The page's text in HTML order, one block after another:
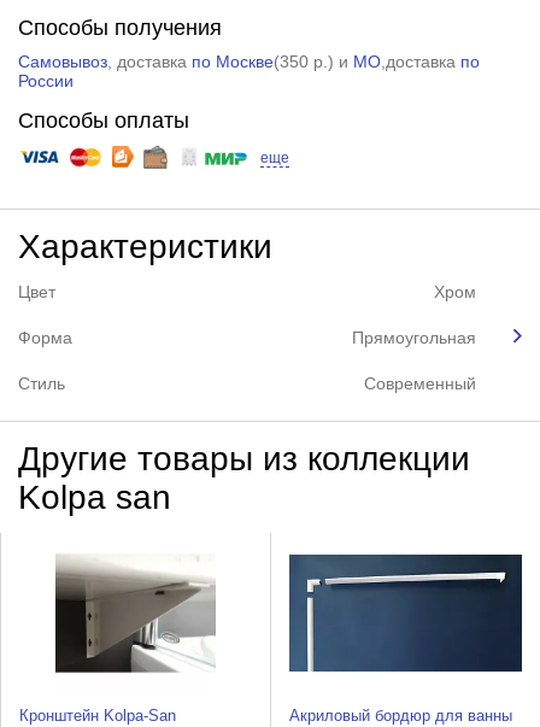
Способы получения
Самовывоз, доставка по Москве(350 р. ) и МО,доставка по
России
Способы оплаты
еще
Характеристики
Цвет Хром
Форма Прямоугольная
Стиль Современный
Другие товары из коллекции
Kolpa san
Кронштейн Kolpa-San
Акриловый бордюр для ванны